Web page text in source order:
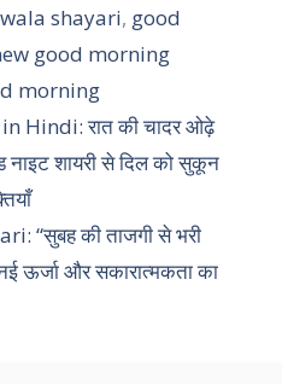
shayari, good
good morning
morning
Hindi: रात की चादर ओढ़े
नाइट शायरी से दिल को सुकून
“सुबह की ताजगी से भरी
नई ऊर्जा और सकारात्मकता का